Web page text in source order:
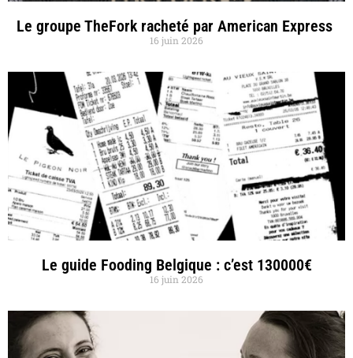
Le groupe TheFork racheté par American Express
16 juin 2026
Le guide Fooding Belgique : c’est 130000€
16 juin 2026